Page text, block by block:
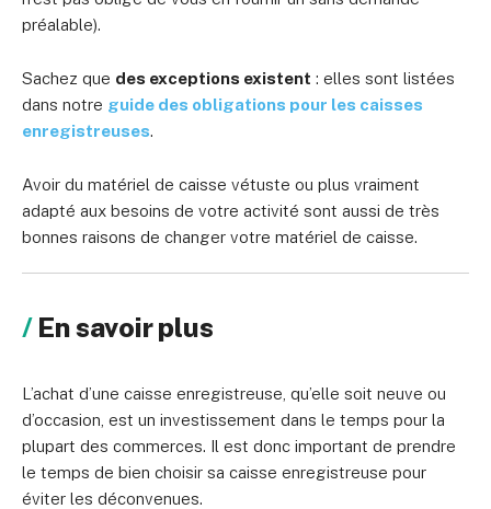
préalable).
Sachez que des exceptions existent : elles sont listées
dans notre guide des obligations pour les caisses
enregistreuses.
Avoir du matériel de caisse vétuste ou plus vraiment
adapté aux besoins de votre activité sont aussi de très
bonnes raisons de changer votre matériel de caisse.
En savoir plus
L’achat d’une caisse enregistreuse, qu’elle soit neuve ou
d’occasion, est un investissement dans le temps pour la
plupart des commerces. Il est donc important de prendre
le temps de bien choisir sa caisse enregistreuse pour
éviter les déconvenues.